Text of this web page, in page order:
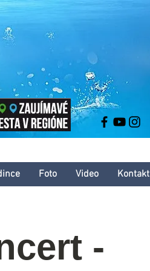
Foto Video Kontakt
-